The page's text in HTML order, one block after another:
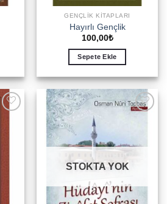
GENÇLIK KITAPLARI
Hayırlı Gençlik
100,00₺
Sepete Ekle
STOKTA YOK